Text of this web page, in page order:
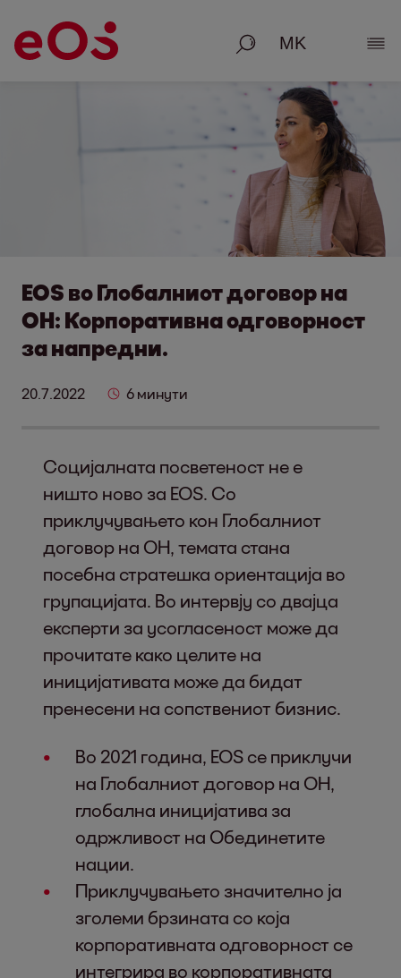
Пребарување
EOS во Глобалниот договор на
ОН: Корпоративна одговорност
за напредни.
20.7.2022 6 минути
Социјалната посветеност не е
ништо ново за EOS. Со
приклучувањето кон Глобалниот
договор на ОН, темата стана
посебна стратешка ориентација во
групацијата. Во интервју со двајца
експерти за усогласеност може да
прочитате како целите на
иницијативата може да бидат
пренесени на сопствениот бизнис.
Во 2021 година, EOS се приклучи
на Глобалниот договор на ОН,
глобална иницијатива за
одржливост на Обединетите
нации.
Приклучувањето значително ја
зголеми брзината со која
корпоративната одговорност се
интегрира во корпоративната